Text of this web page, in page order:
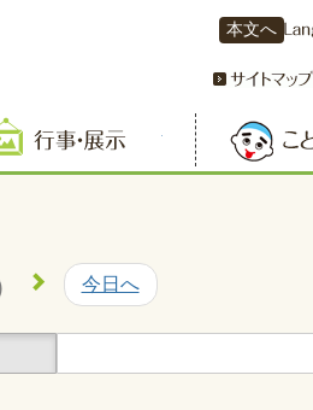
本文へ
行事・展示
今日へ